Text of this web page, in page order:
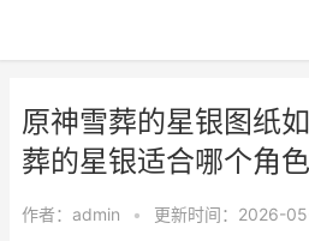
原神雪葬的星银图纸
葬的星银适合哪个角色
作者： admin • 更新时间：2026-